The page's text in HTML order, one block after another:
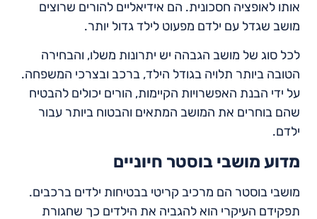
אותו לאופציה חסכונית. הם אידיאליים להורים שרוצים
מושב שגדל עם ילדם מפעוט לילד גדול יותר.
לכל סוג של מושב הגבהה יש יתרונות משלו, והבחירה
הטובה ביותר תלויה בגודל הילד, ברכב ובצרכי המשפחה.
על ידי הבנת האפשרויות הקיימות, הורים יכולים להבטיח
שהם בוחרים את המושב המתאים והבטוח ביותר עבור
ילדם.
מדוע מושבי בוסטר חיוניים
מושבי בוסטר הם מרכיב קריטי בבטיחות ילדים ברכבים.
תפקידם העיקרי הוא להגביה את הילדים כך שחגורת